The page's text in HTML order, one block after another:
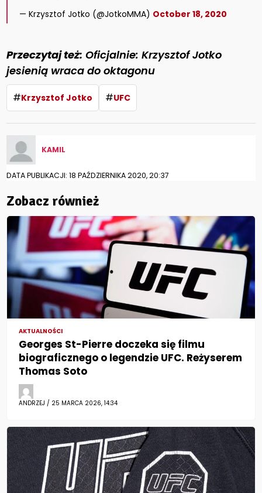
— Krzysztof Jotko (@JotkoMMA) October 18, 2020
Przeczytaj też: Oficjalnie: Krzysztof Jotko
jesienią wraca do oktagonu
#Krzysztof Jotko #UFC
KAMIL
DATA PUBLIKACJI: 18 PAŹDZIERNIKA 2020, 20:37
Zobacz również
AKTUALNOŚCI
Georges St-Pierre doczeka się filmu
biograficznego o legendzie UFC. Reżyserem
Thomas Soto
ANDRZEJ / 25 MARCA 2026, 14:34